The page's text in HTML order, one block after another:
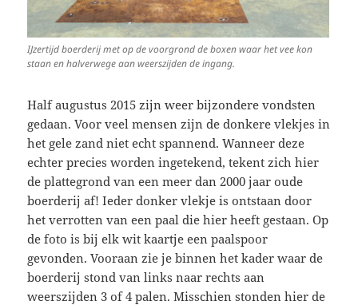
IJzertijd boerderij met op de voorgrond de boxen waar het vee kon
staan en halverwege aan weerszijden de ingang.
Half augustus 2015 zijn weer bijzondere vondsten
gedaan. Voor veel mensen zijn de donkere vlekjes in
het gele zand niet echt spannend. Wanneer deze
echter precies worden ingetekend, tekent zich hier
de plattegrond van een meer dan 2000 jaar oude
boerderij af! Ieder donker vlekje is ontstaan door
het verrotten van een paal die hier heeft gestaan. Op
de foto is bij elk wit kaartje een paalspoor
gevonden. Vooraan zie je binnen het kader waar de
boerderij stond van links naar rechts aan
weerszijden 3 of 4 palen. Misschien stonden hier de